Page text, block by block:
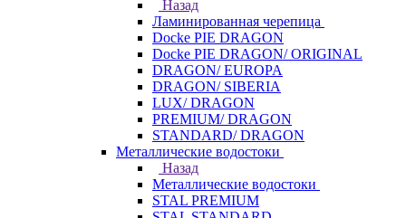
Назад
Ламинированная черепица
Docke PIE DRAGON
Docke PIE DRAGON/ ORIGINAL
DRAGON/ EUROPA
DRAGON/ SIBERIA
LUX/ DRAGON
PREMIUM/ DRAGON
STANDARD/ DRAGON
Металлические водостоки
Назад
Металлические водостоки
STAL PREMIUM